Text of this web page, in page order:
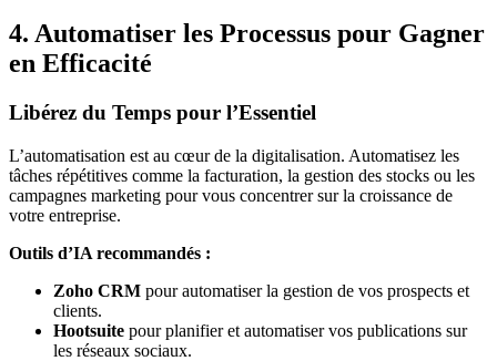
4. Automatiser les Processus pour Gagner
en Efficacité
Libérez du Temps pour l’Essentiel
L’automatisation est au cœur de la digitalisation. Automatisez les
tâches répétitives comme la facturation, la gestion des stocks ou les
campagnes marketing pour vous concentrer sur la croissance de
votre entreprise.
Outils d’IA recommandés :
Zoho CRM pour automatiser la gestion de vos prospects et
clients.
Hootsuite pour planifier et automatiser vos publications sur
les réseaux sociaux.